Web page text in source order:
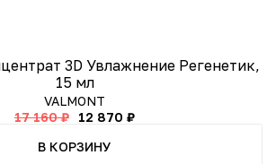
3D Увлажнение Регенетик,
15 мл
VALMONT
17 160 ₽
12 870 ₽
В КОРЗИНУ